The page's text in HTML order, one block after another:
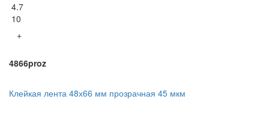
4.7
10
+
4866proz
Клейкая лента 48х66 мм прозрачная 45 мкм